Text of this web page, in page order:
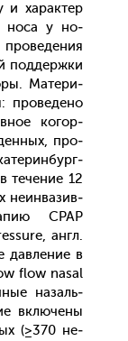
и ха­рак­тер
но­са у но­
под­дер­жки
Ма­тери­
про­веде­но
ко­гор­
про­
те­чение 12
не­ин­ва­зив­
СРАР
англ.
дав­ле­ние в
flow nasal
на­заль­
вклю­чены
(≥370 не­